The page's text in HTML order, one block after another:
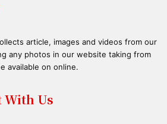
article, images and videos from our
any photos in our website taking from
available on online.
Us